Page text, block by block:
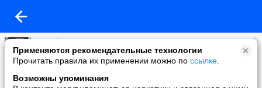
Применяются рекомендательные технологии
Прочитать правила их применении можно по ссылке
Возможны упоминания
Сергей Гаврилин
added a photo
26 Dec в 11:10